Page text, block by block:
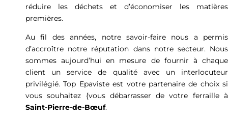
réduire les déchets et d’économiser les matières
premières.
Au fil des années, notre savoir-faire nous a permis
d’accroître notre réputation dans notre secteur. Nous
sommes aujourd’hui en mesure de fournir à chaque
client un service de qualité avec un interlocuteur
privilégié. Top Epaviste est votre partenaire de choix si
vous souhaitez {vous débarrasser de votre ferraille à
Saint-Pierre-de-Bœuf.